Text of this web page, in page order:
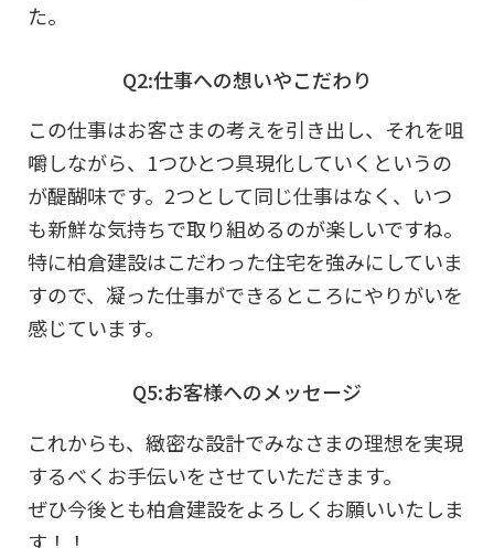
た。
Q2:仕事への想いやこだわり
この仕事はお客さまの考えを引き出し、それを咀
嚼しながら、1つひとつ具現化していくというの
が醍醐味です。2つとして同じ仕事はなく、いつ
も新鮮な気持ちで取り組めるのが楽しいですね。
特に柏倉建設はこだわった住宅を強みにしていま
すので、凝った仕事ができるところにやりがいを
感じています。
Q5:お客様へのメッセージ
これからも、緻密な設計でみなさまの理想を実現
するべくお手伝いをさせていただきます。
ぜひ今後とも柏倉建設をよろしくお願いいたしま
す！！